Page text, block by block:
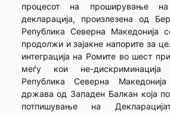
процесот на проширување
декларација, произлезена од
Република Северна Македонија
продолжи и зајакне напорите за
интеграција на Ромите во шест
меѓу кои не-дискриминација
Република Северна
држава од Западен Балкан која
потпишување на